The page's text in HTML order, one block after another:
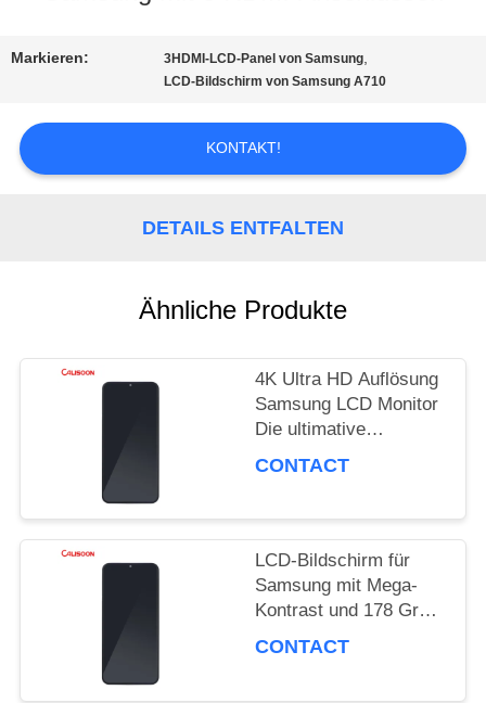
TOUR
QUALITÄTSKONTROLLE
PRIVACY
Markieren: 3HDMI-LCD-Panel von Samsung,
LCD-Bildschirm von Samsung A710
KONTAKT!
DETAILS ENTFALTEN
Ähnliche Produkte
4K Ultra HD Auflösung
Samsung LCD Monitor
Die ultimative
Anzeigeleistung
CONTACT
LCD-Bildschirm für
Samsung mit Mega-
Kontrast und 178 Grad
Blickwinkel
CONTACT